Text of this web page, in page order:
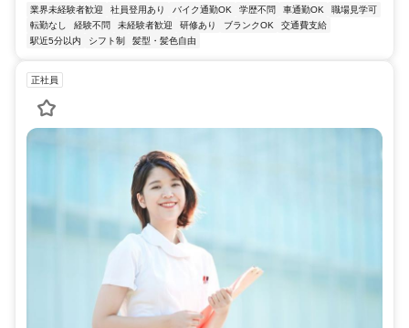
業界未経験者歓迎 社員登用あり バイク通勤OK 学歴不問 車通勤OK
職場見学可
転勤なし
経験不問 未経験者歓迎 研修あり ブランクOK
交通費支給
駅近5分以内
シフト制 髪型・髪色自由
正社員